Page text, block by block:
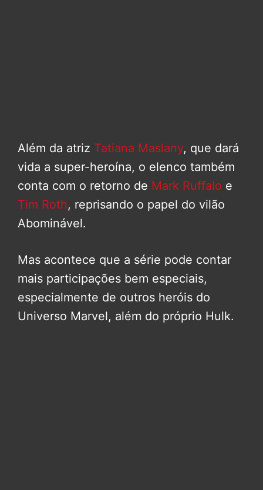
Além da atriz Tatiana Maslany, que dará
vida a super-heroína, o elenco também
conta com o retorno de Mark Ruffalo e
Tim Roth, reprisando o papel do vilão
Abominável.
Mas acontece que a série pode contar
mais participações bem especiais,
especialmente de outros heróis do
Universo Marvel, além do próprio Hulk.